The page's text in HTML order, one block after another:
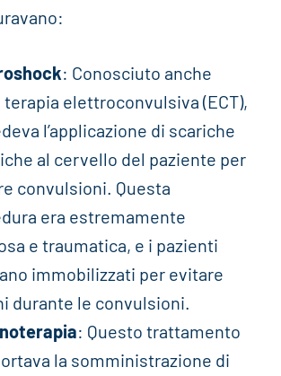
: Conosciuto anche
terapia elettroconvulsiva (ECT),
l’applicazione di scariche
al cervello del paziente per
convulsioni. Questa
era estremamente
e traumatica, e i pazienti
immobilizzati per evitare
durante le convulsioni.
: Questo trattamento
la somministrazione di